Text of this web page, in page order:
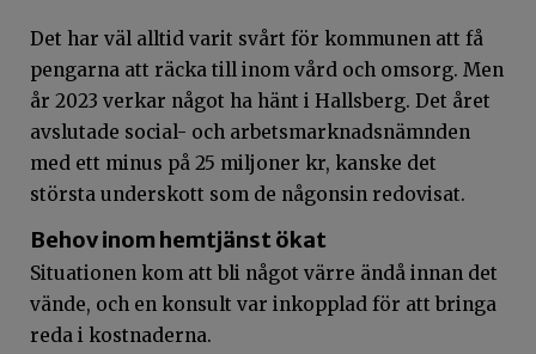
Det har väl alltid varit svårt för kommunen att få
pengarna att räcka till inom vård och omsorg. Men
år 2023 verkar något ha hänt i Hallsberg. Det året
avslutade social- och arbetsmarknadsnämnden
med ett minus på 25 miljoner kr, kanske det
största underskott som de någonsin redovisat.
Behov inom hemtjänst ökat
Situationen kom att bli något värre ändå innan det
vände, och en konsult var inkopplad för att bringa
reda i kostnaderna.